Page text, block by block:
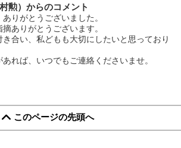
勲）からのコメント
りがとうございました。
ありがとうございます。
合い、私どもも大切にしたいと思っており
れば、いつでもご連絡くださいませ。
このページの先頭へ